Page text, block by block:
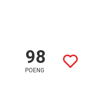
98
POENG